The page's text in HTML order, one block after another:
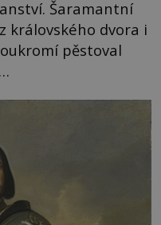
Šaramantní
královského dvora i
pěstoval